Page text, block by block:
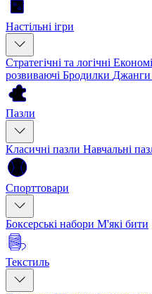
Настільні ігри
Стратегічні та логічні
розвиваючі Бродилки Джанги
Пазли
Класичні пазли Навчальні
Спорттовари
Боксерські набори М'які бити
Текстиль